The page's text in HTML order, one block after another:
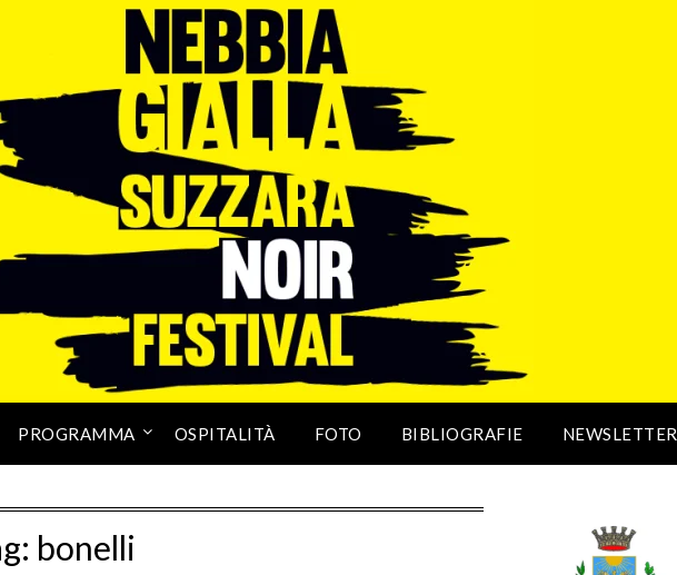
PROGRAMMA OSPITALITÀ FOTO BIBLIOGRAFIE NEWSLETTER
bonelli